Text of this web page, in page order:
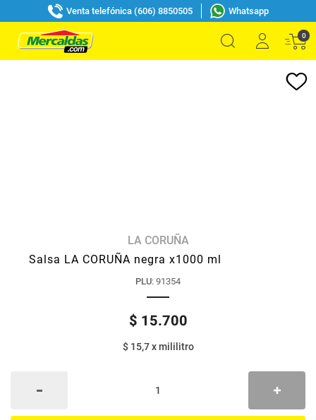
Venta telefónica (606) 8850505 Whatsapp
0
LA CORUÑA
Salsa LA CORUÑA negra x1000 ml
PLU: 91354
$ 15.700
$ 15,7xmililitro